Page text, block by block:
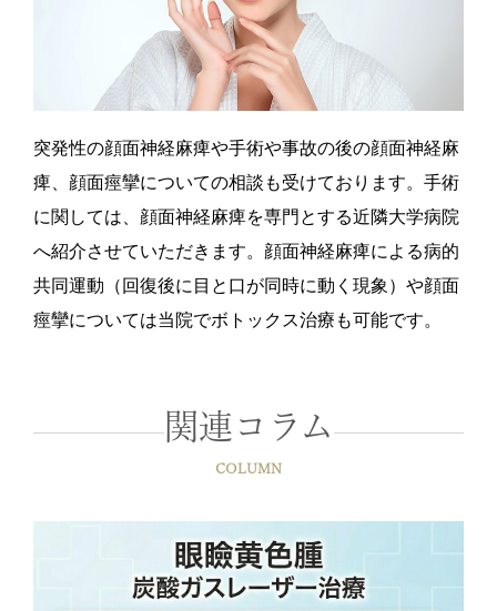
突発性の顔面神経麻痺や手術や事故の後の顔面神経麻
痺、顔面痙攣についての相談も受けております。手術
に関しては、顔面神経麻痺を専門とする近隣大学病院
へ紹介させていただきます。顔面神経麻痺による病的
共同運動（回復後に目と口が同時に動く現象）や顔面
痙攣については当院でボトックス治療も可能です。
関連コラム
COLUMN